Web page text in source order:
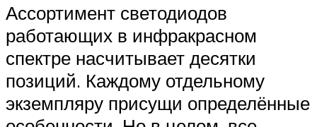
Ассортимент светодиодов
работающих в инфракрасном
спектре насчитывает десятки
позиций. Каждому отдельному
экземпляру присущи определённые